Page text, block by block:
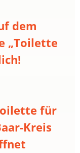
dem
„Toilette
für
Kreis